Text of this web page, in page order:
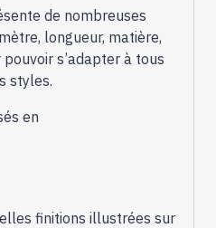
de nombreuses
longueur, matière,
s’adapter à tous
styles.
en
finitions illustrées sur